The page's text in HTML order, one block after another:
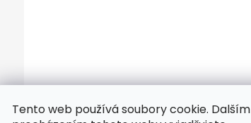
Tento web používá soubory cookie. Dalším